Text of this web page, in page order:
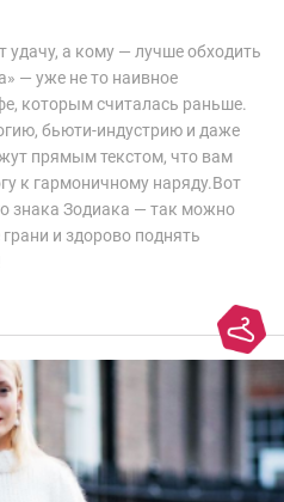
удачу, а кому — лучше обходить
— уже не то наивное
которым считалась раньше.
бьюти-индустрию и даже
прямым текстом, что вам
к гармоничному наряду.Вот
знака Зодиака — так можно
и здорово поднять